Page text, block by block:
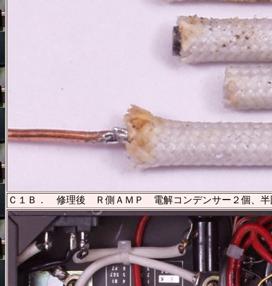
Ｃ１Ｂ． 修理後 Ｒ側ＡＭＰ 電解コンデンサー２個、半